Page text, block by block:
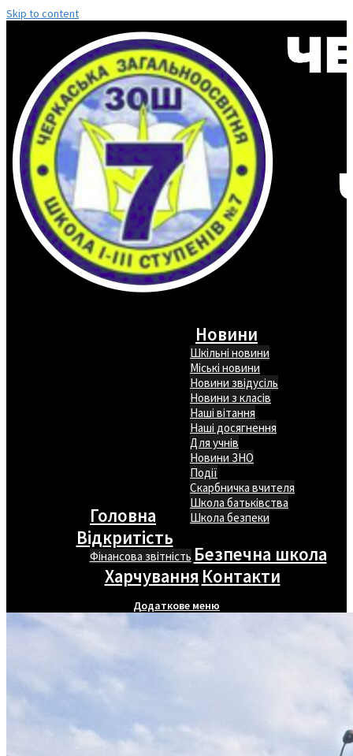
Skip to content
Головна
Новини
Шкільні новини
Міські новини
Новини звідусіль
Новини з класів
Наші вітання
Наші досягнення
Для учнів
Новини ЗНО
Події
Скарбничка вчителя
Школа батьківства
Школа безпеки
Відкритість
Фінансова звітність Безпечна школа
Харчування Контакти
Додаткове меню